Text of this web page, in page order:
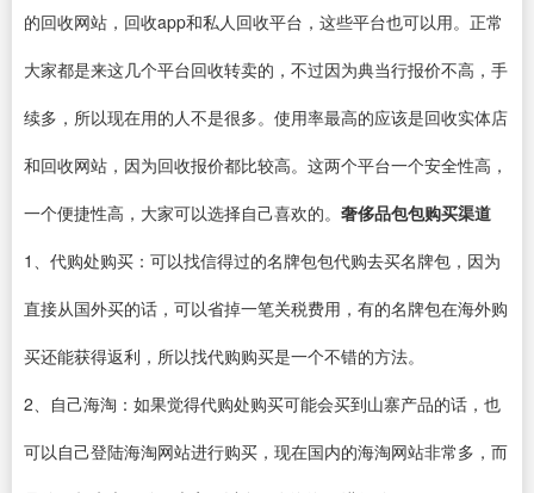
的回收网站，回收app和私人回收平台，这些平台也可以用。正常
大家都是来这几个平台回收转卖的，不过因为典当行报价不高，手
续多，所以现在用的人不是很多。使用率最高的应该是回收实体店
和回收网站，因为回收报价都比较高。这两个平台一个安全性高，
一个便捷性高，大家可以选择自己喜欢的。 奢侈品包包购买渠道
1、代购处购买：可以找信得过的名牌包包代购去买名牌包，因为
直接从国外买的话，可以省掉一笔关税费用，有的名牌包在海外购
买还能获得返利，所以找代购购买是一个不错的方法。
2、自己海淘：如果觉得代购处购买可能会买到山寨产品的话，也
可以自己登陆海淘网站进行购买，现在国内的海淘网站非常多，而